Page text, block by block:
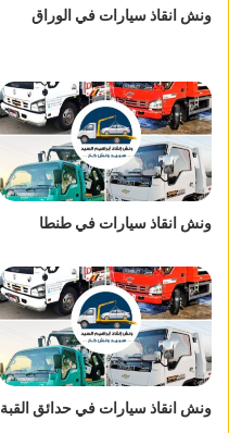
ونش انقاذ سيارات في الوراق
ونش انقاذ سيارات في طنطا
ونش انقاذ سيارات في حدائق القبة